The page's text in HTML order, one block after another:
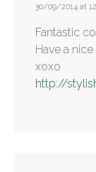
30/09/2014 at
Fantastic
Have a
xoxo
http://